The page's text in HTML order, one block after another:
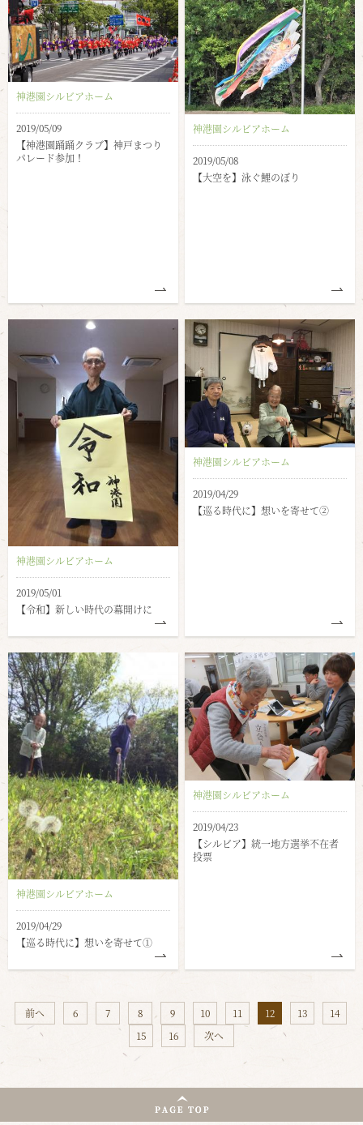
神港園シルビアホーム
2019/05/09
【神港園踊踊クラブ】神戸まつり
パレード参加！
神港園シルビアホーム
2019/05/08
【大空を】泳ぐ鯉のぼり
神港園シルビアホーム
2019/05/01
【令和】新しい時代の幕開けに
神港園シルビアホーム
2019/04/29
【巡る時代に】想いを寄せて②
神港園シルビアホーム
2019/04/29
【巡る時代に】想いを寄せて①
神港園シルビアホーム
2019/04/23
【シルビア】統一地方選挙不在者
投票
前へ 6 7 8 9 10 11 12 13
14
15
16 次へ